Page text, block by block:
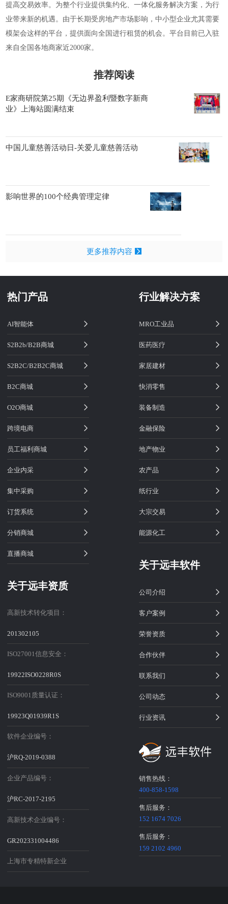
提高交易效率。 为整个行业提供集约化、一体化服务解决方案，为行
业带来新的机遇。由于长期受房地产市场影响，中小型企业尤其需要
模架会这样的平台，提供面向全国进行租赁的机会。平台目前已入驻
来自全国各地商家近2000家。
推荐阅读
E家商研院第25期《无边界盈利暨数字新商
业》上海站圆满结束
中国儿童慈善活动日-关爱儿童慈善活动
影响世界的100个经典管理定律
更多推荐内容
热门产品
AI智能体
S2B2b/B2B商城
S2B2C/B2B2C商城
B2C商城
O2O商城
跨境电商
员工福利商城
企业内采
集中采购
订货系统
分销商城
直播商城
关于远丰资质
高新技术转化项目：
201302105
ISO27001信息安全：
19922ISO0228R0S
ISO9001质量认证：
19923Q01939R1S
软件企业编号：
沪RQ-2019-0388
企业产品编号：
沪RC-2017-2195
高新技术企业编号：
GR202331004486
上海市专精特新企业
行业解决方案
MRO工业品
医药医疗
家居建材
快消零售
装备制造
金融保险
地产物业
农产品
纸行业
大宗交易
能源化工
关于远丰软件
公司介绍
客户案例
荣誉资质
合作伙伴
联系我们
公司动态
行业资讯
销售热线：
400-858-1598
售后服务：
152 1674 7026
售后服务：
159 2102 4960